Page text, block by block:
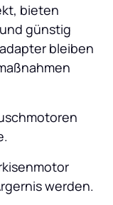
bieten
günstig
bleiben